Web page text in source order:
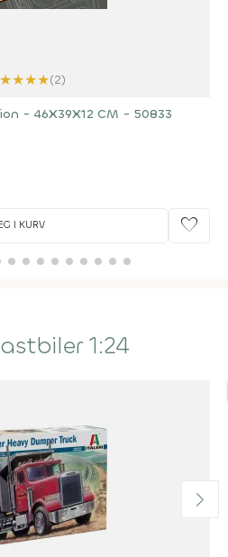
★★★★(2)
- 46X39X12 CM - 50833
I KURV favorite
1:24